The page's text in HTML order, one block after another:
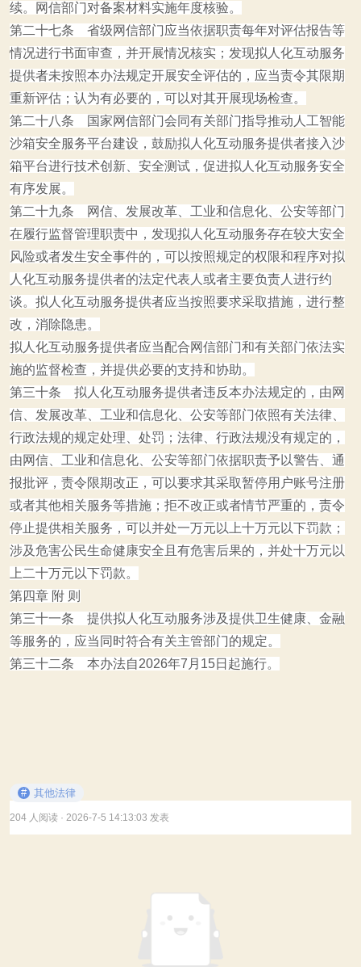
续。网信部门对备案材料实施年度核验。
第二十七条 省级网信部门应当依据职责每年对评估报告等
情况进行书面审查，并开展情况核实；发现拟人化互动服务
提供者未按照本办法规定开展安全评估的，应当责令其限期
重新评估；认为有必要的，可以对其开展现场检查。
第二十八条 国家网信部门会同有关部门指导推动人工智能
沙箱安全服务平台建设，鼓励拟人化互动服务提供者接入沙
箱平台进行技术创新、安全测试，促进拟人化互动服务安全
有序发展。
第二十九条 网信、发展改革、工业和信息化、公安等部门
在履行监督管理职责中，发现拟人化互动服务存在较大安全
风险或者发生安全事件的，可以按照规定的权限和程序对拟
人化互动服务提供者的法定代表人或者主要负责人进行约
谈。拟人化互动服务提供者应当按照要求采取措施，进行整
改，消除隐患。
拟人化互动服务提供者应当配合网信部门和有关部门依法实
施的监督检查，并提供必要的支持和协助。
第三十条 拟人化互动服务提供者违反本办法规定的，由网
信、发展改革、工业和信息化、公安等部门依照有关法律、
行政法规的规定处理、处罚；法律、行政法规没有规定的，
由网信、工业和信息化、公安等部门依据职责予以警告、通
报批评，责令限期改正，可以要求其采取暂停用户账号注册
或者其他相关服务等措施；拒不改正或者情节严重的，责令
停止提供相关服务，可以并处一万元以上十万元以下罚款；
涉及危害公民生命健康安全且有危害后果的，并处十万元以
上二十万元以下罚款。
第四章 附 则
第三十一条 提供拟人化互动服务涉及提供卫生健康、金融
等服务的，应当同时符合有关主管部门的规定。
第三十二条 本办法自2026年7月15日起施行。
# 其他法律
204 人阅读 · 2026-7-5 14:13:03 发表